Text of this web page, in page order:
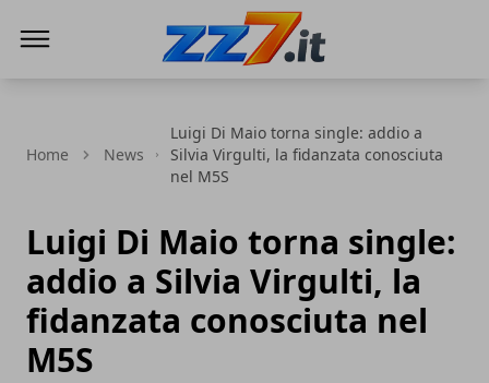
Home News
Luigi Di Maio torna single: addio a
Silvia Virgulti, la fidanzata conosciuta
nel M5S
Luigi Di Maio torna single:
addio a Silvia Virgulti, la
fidanzata conosciuta nel
M5S